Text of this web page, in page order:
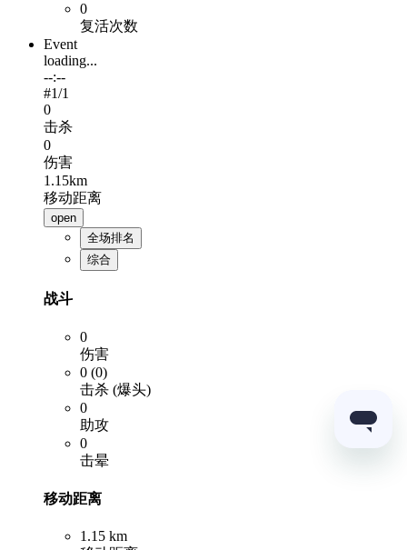
0
复活次数
Event
loading...
--:--
#1/1
0
击杀
0
伤害
1.15km
移动距离
open
全场排名
综合
战斗
0
伤害
0 (0)
击杀 (爆头)
0
助攻
0
击晕
移动距离
1.15 km